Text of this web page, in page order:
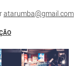
atarumba@gmail.com